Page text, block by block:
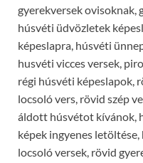
gyerekversek ovisoknak,
húsvéti üdvözletek
képeslapra, húsvéti
husvéti vicces versek,
régi húsvéti képeslapok,
locsoló vers, rövid szép
áldott húsvétot kívánok,
képek ingyenes
locsoló versek, rövid